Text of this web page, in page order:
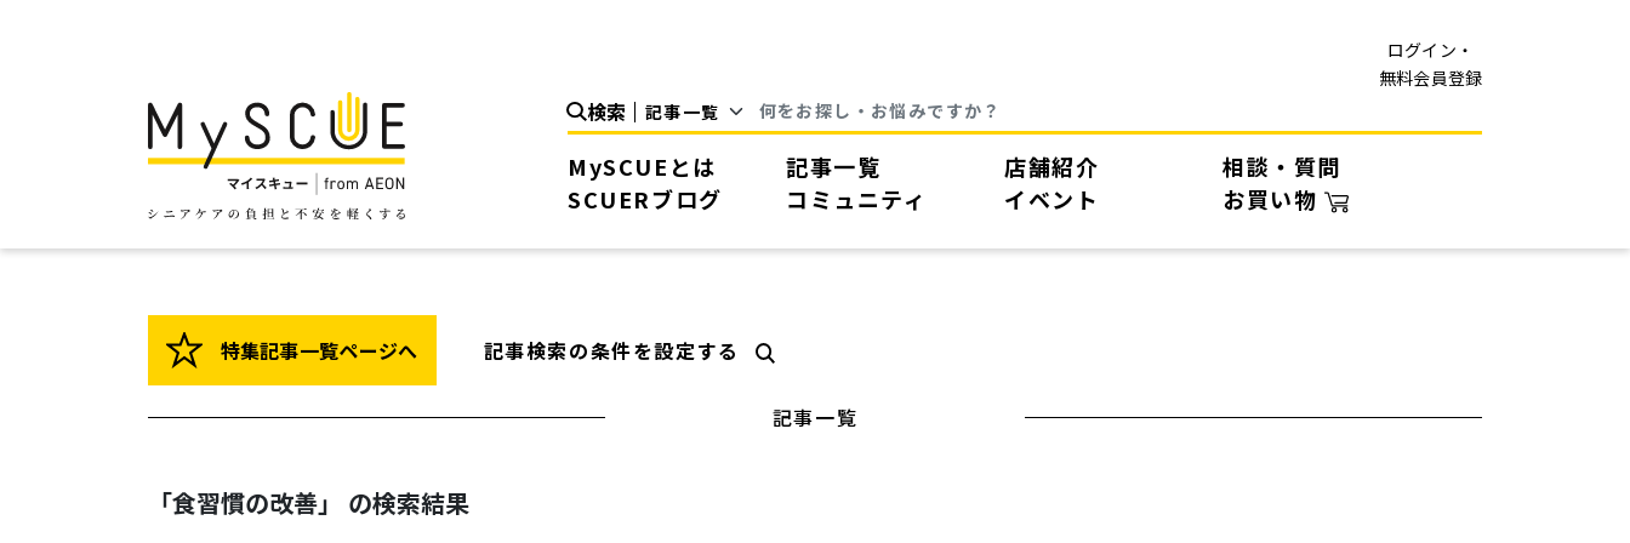
ログイン・
無料会員登録
検索
MySCUEとは 記事一覧 店舗紹介
相談・質問
SCUERブログ
コミュニティ イベント お買い物
特集記事一覧ページへ 記事検索の条件を設定する
記事一覧
「食習慣の改善」 の検索結果